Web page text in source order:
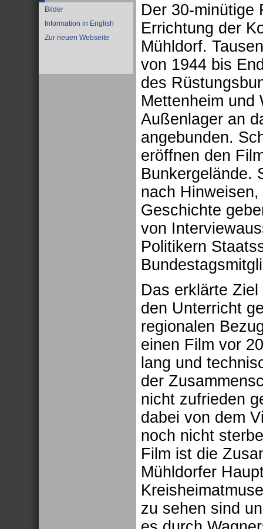
Bilder
Information in English
Zur neuen Webseite
Der 30-minütige
Errichtung der
Mühldorf.
von 1944 bis
des
Mettenheim und
Außenlager an
angebunden.
eröffnen den
Bunkergelände.
nach
Geschichte
von
Politikern
Das erklärte
den Unterricht
regionalen
einen Film vor
lang und
der
nicht zufrieden
dabei von dem
noch nicht
Film ist die
Mühldorfer
zu sehen sind